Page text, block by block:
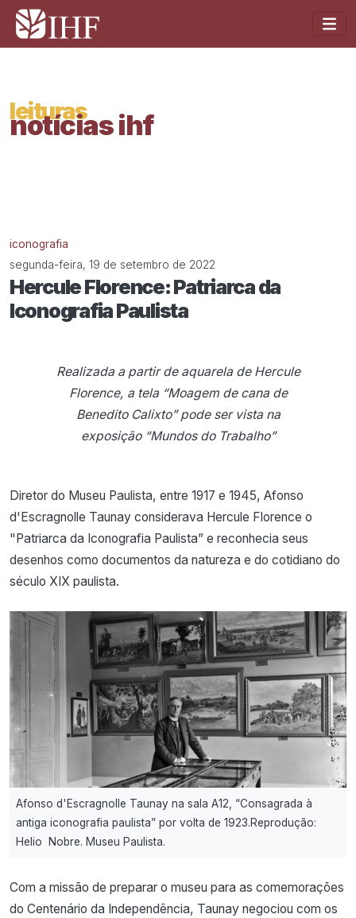
leituras
notícias ihf
iconografia
segunda-feira, 19 de setembro de 2022
Hercule Florence: Patriarca da
Iconografia Paulista
Realizada a partir de aquarela de Hercule
Florence, a tela “Moagem de cana de
Benedito Calixto” pode ser vista na
exposição “Mundos do Trabalho”
Diretor do Museu Paulista, entre 1917 e 1945, Afonso
d'Escragnolle Taunay considerava Hercule Florence o
"Patriarca da Iconografia Paulista” e reconhecia seus
desenhos como documentos da natureza e do cotidiano do
século XIX paulista.
Afonso d'Escragnolle Taunay na sala A12, “Consagrada à
antiga iconografia paulista” por volta de 1923.Reprodução:
Helio Nobre. Museu Paulista.
Com a missão de preparar o museu para as comemorações
do Centenário da Independência, Taunay negociou com os